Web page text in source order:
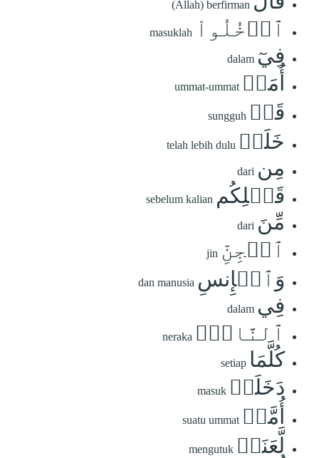
(Allah) berfirman
ٱدۡخُلُواْ masuklah
فِيٓ dalam
أُمَمٖ ummat-ummat
قَدۡ sungguh
خَلَتۡ telah lebih dulu
مِن dari
قَبۡلِكُم sebelum kalian
مِّنَ dari
ٱلۡجِنِّ jin
وَٱلۡإِنسِ dan manusia
فِي dalam
ٱلنَّارِۖ neraka
كُلَّمَا setiap
دَخَلَتۡ masuk
أُمَّةٞ suatu ummat
لَّعَنَتۡ mengutuk